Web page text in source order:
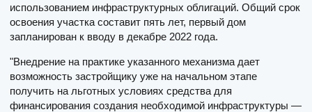
использованием инфраструктурных облигаций. Общий срок
освоения участка составит пять лет, первый дом
запланирован к вводу в декабре 2022 года.
"Внедрение на практике указанного механизма дает
возможность застройщику уже на начальном этапе
получить на льготных условиях средства для
финансирования создания необходимой инфраструктуры —